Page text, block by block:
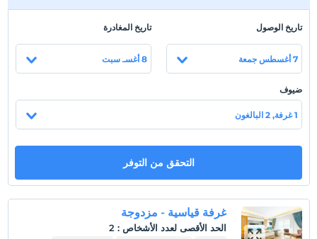
رائعة في 164 غرفة وجناحاً فاخراً بأحجام مختلفة ، بتصميم يعطي
الأولوية لراحة النزيل. ما مجموعه 164 غرفة وجناحًا مناسبًا للعائلات
مزودة بمعدات مثالية. اختر أفضل ما يناسبك من غرفنا وأجنحتنا
المختلفة ، وخذ قسطًا من الراحة.
يتمتع فندقنا بموقع رائع في منطقة كوناكلي السياحية. 200 متر عن
البحر ، 10 دقائق إلى مركز ألانيا ، 55 كم إلى مطار غازي باشا و 110
عرض على الخريطة
تاريخ الوصول
7 أغسطس جمعة
تاريخ المغادرة
8 أغسـ سبت
ضيوف
1 غرفة, 2 البالغون
التحقق من التوفر
غرفة قياسية - مزدوجة
الحد الأقصى لعدد الأشخاص :
2